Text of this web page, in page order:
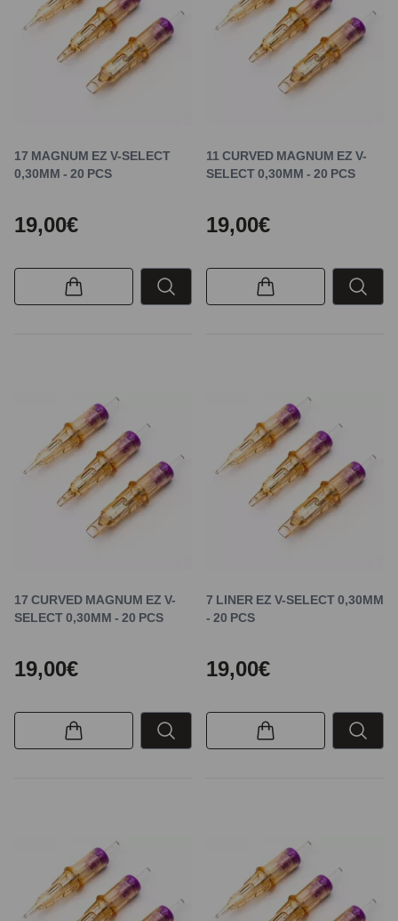
17 MAGNUM EZ V-SELECT
0,30MM - 20 PCS
19,00€
11 CURVED MAGNUM EZ V-
SELECT 0,30MM - 20 PCS
19,00€
17 CURVED MAGNUM EZ V-
SELECT 0,30MM - 20 PCS
19,00€
7 LINER EZ V-SELECT 0,30MM
- 20 PCS
19,00€